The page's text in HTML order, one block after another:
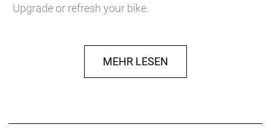
Upgrade or refresh your bike.
MEHR LESEN